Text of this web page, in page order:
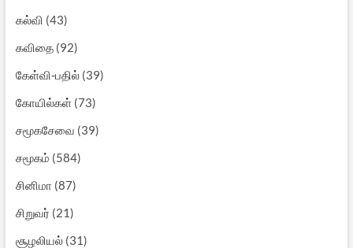
கல்வி (43)
கவிதை(92)
கேள்வி-பதில்(39)
கோயில்கள்(73)
சமூகசேவை (39)
சமூகம் (584)
சினிமா (87)
சிறுவர் (21)
சூழலியல்(31)